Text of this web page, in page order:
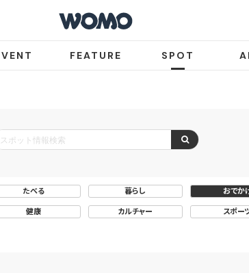
FEATURE SPOT
たべる 暮らし おでか
健康 カルチャー スポー